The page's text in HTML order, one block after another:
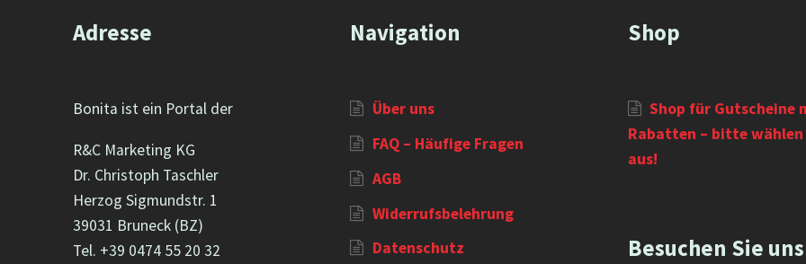
Adresse
Bonita ist ein Portal der
R&C Marketing KG
Dr. Christoph Taschler
Herzog Sigmundstr. 1
39031 Bruneck (BZ)
Tel. +39 0474 55 20 32
Navigation
Über uns
FAQ – Häufige Fragen
AGB
Widerrufsbelehrung
Datenschutz
Shop
Shop für Gutscheine
Rabatten – bitte wählen
aus!
Besuchen Sie